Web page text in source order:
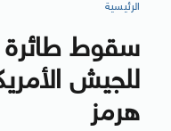
الرئيسية
سقوط طائرة
للجيش
هرمز